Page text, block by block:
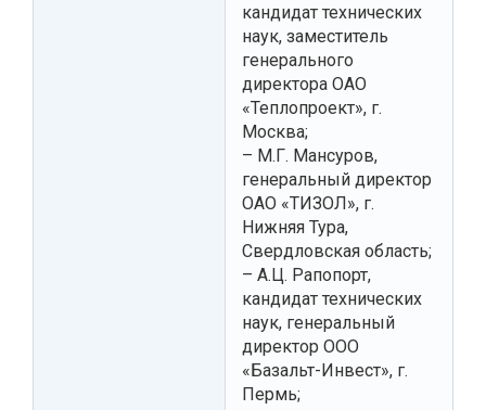
кандидат технических
наук, заместитель
генерального
директора ОАО
«Теплопроект», г.
Москва;
– М.Г. Мансуров,
генеральный директор
ОАО «ТИЗОЛ», г.
Нижняя Тура,
Свердловская область;
– А.Ц. Рапопорт,
кандидат технических
наук, генеральный
директор ООО
«Базальт-Инвест», г.
Пермь;